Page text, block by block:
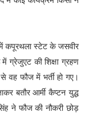
कपूरथला स्टेट के जसवीर
ग्रेजुएट की शिक्षा ग्रहण
वह फौज में भर्ती हो गए।
बतौर आर्मी कैप्टन युद्ध
ने फौज की नौकरी छोड़